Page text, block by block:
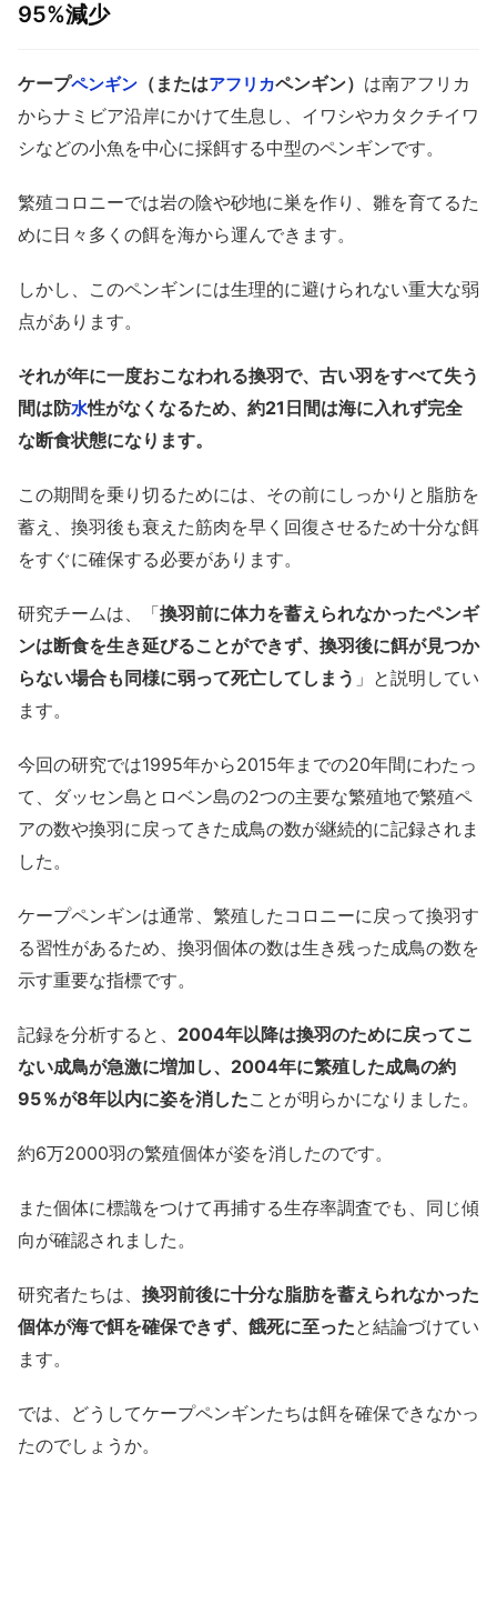
95%減少
ケープペンギン （またはアフリカペンギン） は南アフリカ
からナミビア沿岸にかけて生息し、イワシやカタクチイワ
シなどの小魚を中心に採餌する中型のペンギンです。
繁殖コロニーでは岩の陰や砂地に巣を作り、雛を育てるた
めに日々多くの餌を海から運んできます。
しかし、このペンギンには生理的に避けられない重大な弱
点があります。
それが年に一度おこなわれる換羽で、古い羽をすべて失う
間は防水性がなくなるため、約21日間は海に入れず完全
な断食状態になります。
この期間を乗り切るためには、その前にしっかりと脂肪を
蓄え、換羽後も衰えた筋肉を早く回復させるため十分な餌
をすぐに確保する必要があります。
研究チームは、「換羽前に体力を蓄えられなかったペンギ
ンは断食を生き延びることができず、換羽後に餌が見つか
らない場合も同様に弱って死亡してしまう 」と説明してい
ます。
今回の研究では1995年から2015年までの20年間にわたっ
て、ダッセン島とロベン島の2つの主要な繁殖地で繁殖ペ
アの数や換羽に戻ってきた成鳥の数が継続的に記録されま
した。
ケープペンギンは通常、繁殖したコロニーに戻って換羽す
る習性があるため、換羽個体の数は生き残った成鳥の数を
示す重要な指標です。
記録を分析すると、 2004年以降は換羽のために戻ってこ
ない成鳥が急激に増加し、2004年に繁殖した成鳥の約
95％が8年以内に姿を消したことが明らかになりました。
約6万2000羽の繁殖個体が姿を消したのです。
また個体に標識をつけて再捕する生存率調査でも、同じ傾
向が確認されました。
研究者たちは、 換羽前後に十分な脂肪を蓄えられなかった
個体が海で餌を確保できず、餓死に至ったと結論づけてい
ます。
では、どうしてケープペンギンたちは餌を確保できなかっ
たのでしょうか。